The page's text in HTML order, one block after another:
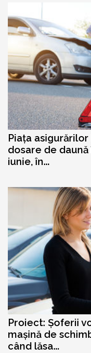
Piața asigurărilor
dosare de
iunie, în...
Proiect: Șoferii
mașină de
când lăsa...